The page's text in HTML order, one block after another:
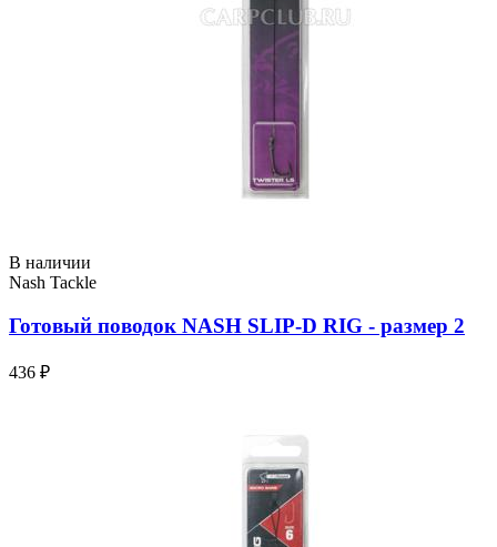
В наличии
Nash Tackle
Готовый поводок NASH SLIP-D RIG - размер 2
436 ₽